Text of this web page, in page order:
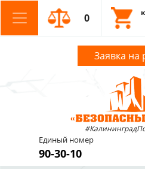
0
Заявка на
Единый номер
90-30-10